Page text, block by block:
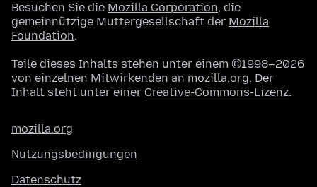
Besuchen Sie die Mozilla Corporation, die
gemeinnützige Muttergesellschaft der Mozilla
Foundation.
Teile dieses Inhalts stehen unter einem ©1998–2026
von einzelnen Mitwirkenden an mozilla.org. Der
Inhalt steht unter einer Creative-Commons-Lizenz.
mozilla.org
Nutzungsbedingungen
Datenschutz